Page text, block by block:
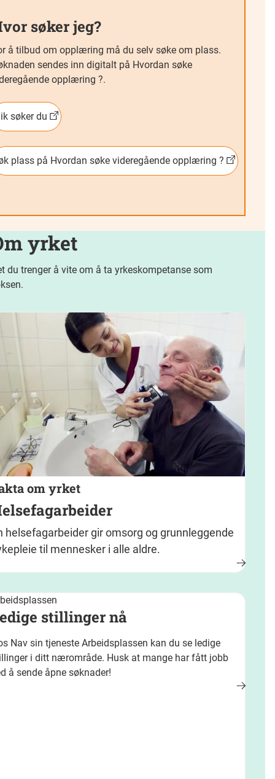
søker jeg?
å tilbud om opplæring må du selv søke om plass.
sendes inn digitalt på Hvordan søke
opplæring ?.
søker du
plass på Hvordan søke videregående opplæring ?
yrket
du trenger å vite om å ta yrkeskompetanse som
om yrket
helsefagarbeider gir omsorg og grunnleggende
til mennesker i alle aldre.
stillinger nå
Nav sin tjeneste Arbeidsplassen kan du se ledige
i ditt nærområde. Husk at mange har fått jobb
å sende åpne søknader!